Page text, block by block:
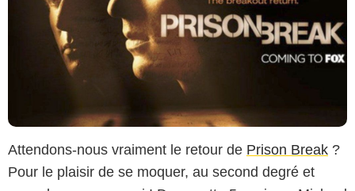
Attendons-nous vraiment le retour de Prison Break ?
Pour le plaisir de se moquer, au second degré et